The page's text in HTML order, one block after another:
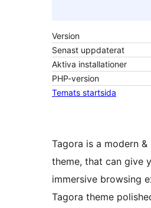
Version
Senast uppdaterat
Aktiva installationer
PHP-version
Temats startsida
Tagora is a modern
theme, that can give
immersive browsing
Tagora theme